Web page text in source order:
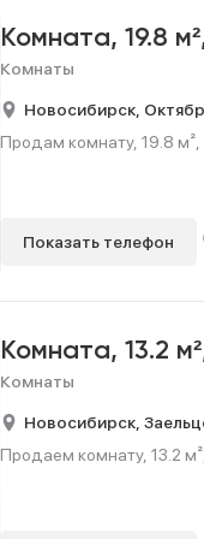
Комната, 19.8
Комнаты
Новосибирск,
Продам комнату, 19.8 м²,
Показать телефон
Комната, 13.2
Комнаты
Новосибирск,
Продаем комнату, 13.2